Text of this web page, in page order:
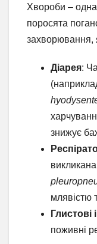
Хвороби –
поросята
захворювання,
Діарея:
знижує
викликана
млявістю
Глистові
поживні